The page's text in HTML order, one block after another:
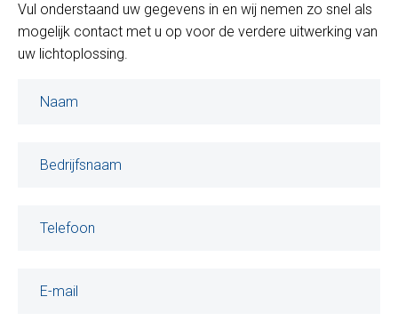
Vul onderstaand uw gegevens in en wij nemen zo snel als
mogelijk contact met u op voor de verdere uitwerking van
uw lichtoplossing.